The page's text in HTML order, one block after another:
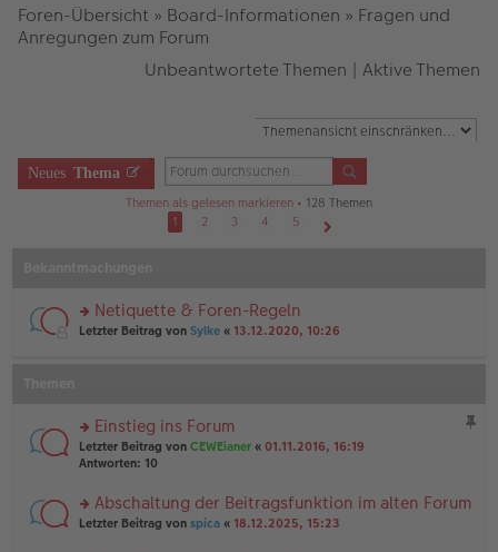
Foren-Übersicht » Board-Informationen » Fragen und
Anregungen zum Forum
Unbeantwortete Themen | Aktive Themen
Neues Thema
Themen als gelesen markieren • 128 Themen
1
2 3 4
5
rs
el
es
e
er
B
ei
Netiquette & Foren-Regeln
Letzter Beitrag von Sylke « 13.12.2020, 10:26
rs
te
n
g
Einstieg ins Forum
Letzter Beitrag von CEWEianer « 01.11.2016, 16:19
Antworten: 10
rs
Abschaltung der Beitragsfunktion im alten Forum
Letzter Beitrag von spica « 18.12.2025, 15:23